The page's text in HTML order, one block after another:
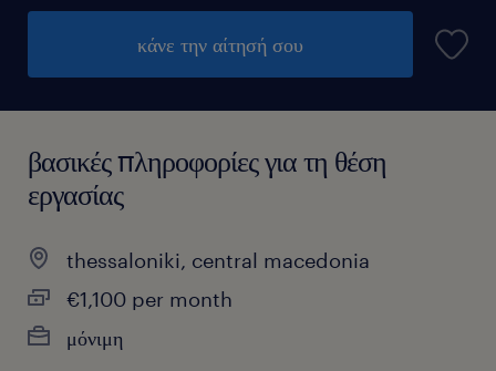
κάνε την αίτησή σου
βασικές πληροφορίες για τη θέση
εργασίας
thessaloniki, central macedonia
€1,100 per month
μόνιμη